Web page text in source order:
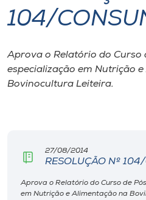
I.nova
Diplomados
104/
Aprova o Relatório do Curso
especialização em Nutrição
Bovinocultura Leiteira.
27/08/2014
RESOLUÇÃO Nº
Aprova o Relatório do Curso de
em Nutrição e Alimentação na